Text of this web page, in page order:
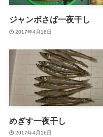
ジャンボさば一夜干し
2017年4月16日
めぎす一夜干し
2017年4月16日